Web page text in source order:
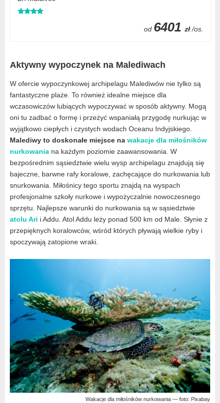
od 6401 zł /os.
Aktywny wypoczynek na Malediwach
W ofercie wypoczynkowej archipelagu Malediwów nie tylko są
fantastyczne plaże. To również idealne miejsce dla
wczasowiczów lubiących wypoczywać w sposób aktywny. Mogą
oni tu zadbać o formę i przeżyć wspaniałą przygodę nurkując w
wyjątkowo ciepłych i czystych wodach Oceanu Indyjskiego.
Malediwy to doskonałe miejsce na wakacje dla miłośników
nurkowania na każdym poziomie zaawansowania. W
bezpośrednim sąsiedztwie wielu wysp archipelagu znajdują się
bajeczne, barwne rafy koralowe, zachęcające do nurkowania lub
snurkowania. Miłośnicy tego sportu znajdą na wyspach
profesjonalne szkoły nurkowe i wypożyczalnie nowoczesnego
sprzętu. Najlepsze warunki do nurkowania są w sąsiedztwie
atolu Ari i Addu. Atol Addu leży ponad 500 km od Male. Słynie z
przepięknych koralowców, wśród których pływają wielkie ryby i
spoczywają zatopione wraki.
Wakacje dla miłośników nurkowania — foto: Pixabay